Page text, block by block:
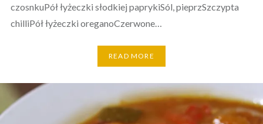
czosnkuPół łyżeczki słodkiej paprykiSól, pieprzSzczypta
chilliPół łyżeczki oreganoCzerwone…
READ MORE